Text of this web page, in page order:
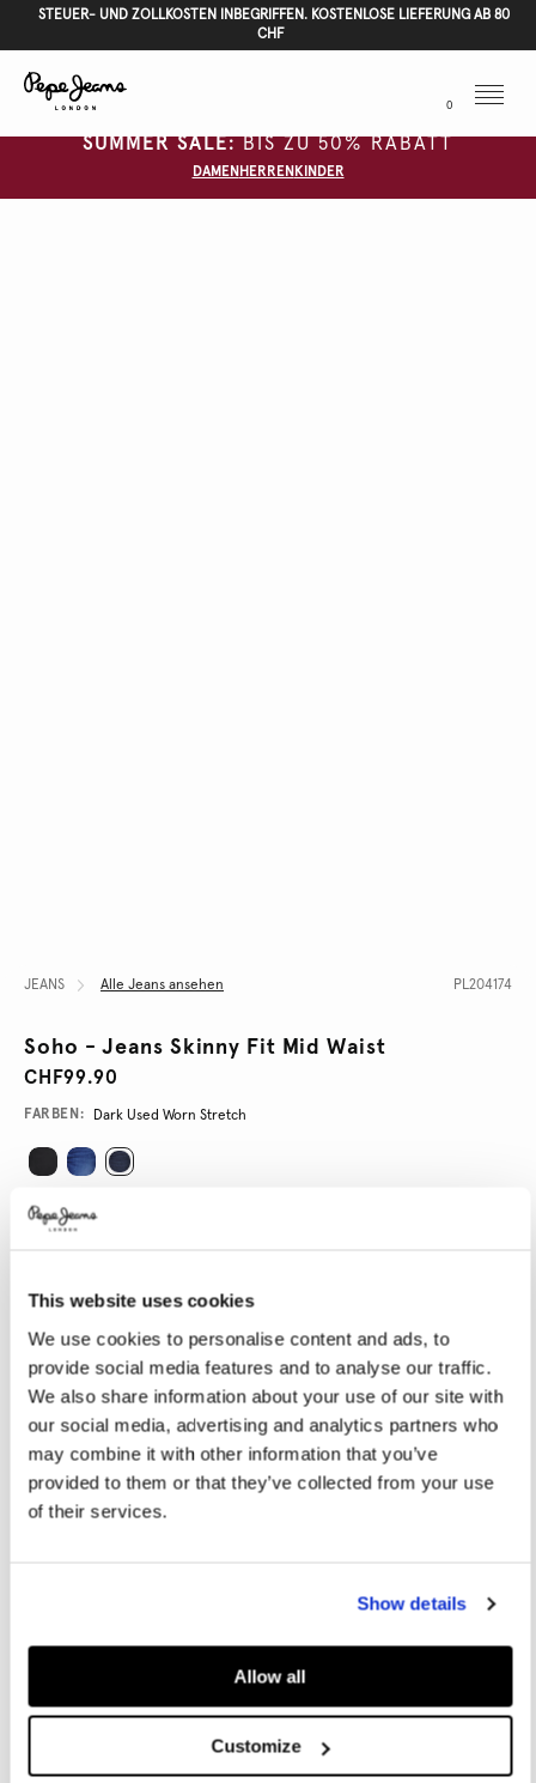
This website uses cookies
We use cookies to personalise content and ads, to
provide social media features and to analyse our traffic.
We also share information about your use of our site with
our social media, advertising and analytics partners who
may combine it with other information that you’ve
provided to them or that they’ve collected from your use
of their services.
Show details
Allow all
Customize
STEUER- UND ZOLLKOSTEN INBEGRIFFEN. KOSTENLOSE LIEFERUNG AB 80
CHF
0
Menu
SUMMER SALE:BIS ZU 50% RABATT
DAMEN HERREN KINDER
JEANS Alle Jeans ansehen PL204174
Soho - Jeans Skinny Fit Mid Waist
CHF99.90
Variations
FARBEN: Dark Used Worn Stretch
GRÖßE AUSWÄHLEN:
LÄNGE AUSWÄHLEN:
Model trägt: 27x30Größe des Models:
Kostenlose lieferung ab CHF80. Kostenlose
Rückgabe